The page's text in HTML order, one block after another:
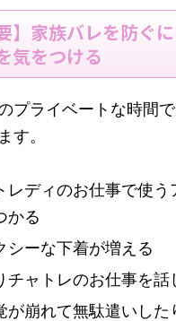
】家族バレを防ぐ
気をつける
プライベートな時間
す。
レディのお仕事で使う
かる
シーな下着が増える
チャトレのお仕事を話
が崩れて無駄遣いした